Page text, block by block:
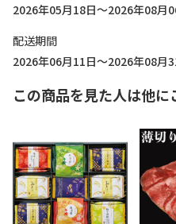
2026年05月18日～2026年08月
配送期間
2026年06月11日～2026年08月
この商品を見た人は他